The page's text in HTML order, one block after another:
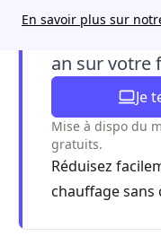
En savoir plus sur
an sur votre
Je
Mise à dispo du
gratuits.
Réduisez
chauffage sans